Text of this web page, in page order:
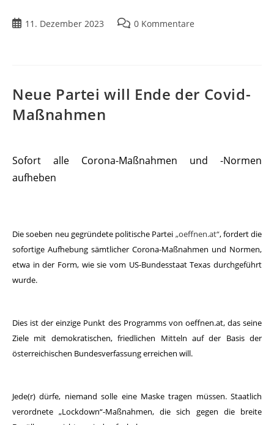
11. Dezember 2023 0 Kommentare
Neue Partei will Ende der Covid-
Maßnahmen
Sofort alle Corona-Maßnahmen und -Normen
aufheben
Die soeben neu gegründete politische Partei „oeffnen.at“, fordert die
sofortige Aufhebung sämtlicher Corona-Maßnahmen und Normen,
etwa in der Form, wie sie vom US-Bundesstaat Texas durchgeführt
wurde.
Dies ist der einzige Punkt des Programms von oeffnen.at, das seine
Ziele mit demokratischen, friedlichen Mitteln auf der Basis der
österreichischen Bundesverfassung erreichen will.
Jede(r) dürfe, niemand solle eine Maske tragen müssen. Staatlich
verordnete „Lockdown“-Maßnahmen, die sich gegen die breite